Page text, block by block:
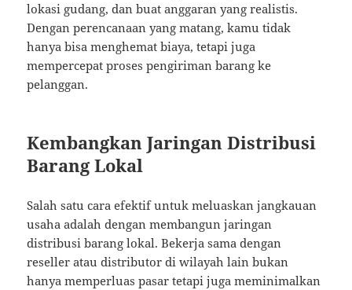
lokasi gudang, dan buat anggaran yang realistis.
Dengan perencanaan yang matang, kamu tidak
hanya bisa menghemat biaya, tetapi juga
mempercepat proses pengiriman barang ke
pelanggan.
Kembangkan Jaringan Distribusi
Barang Lokal
Salah satu cara efektif untuk meluaskan jangkauan
usaha adalah dengan membangun jaringan
distribusi barang lokal. Bekerja sama dengan
reseller atau distributor di wilayah lain bukan
hanya memperluas pasar tetapi juga meminimalkan